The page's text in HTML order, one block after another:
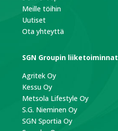
Meille töihin
Uutiset
Ota yhteyttä
SGN Groupin liiketoiminnat
Agritek Oy
Kessu Oy
Metsola Lifestyle Oy
S.G. Nieminen Oy
SGN Sportia Oy